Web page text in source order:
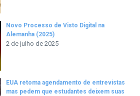
Novo Processo de Visto Digital na
Alemanha (2025)
2 de julho de 2025
EUA retoma agendamento de entrevistas
mas pedem que estudantes deixem suas